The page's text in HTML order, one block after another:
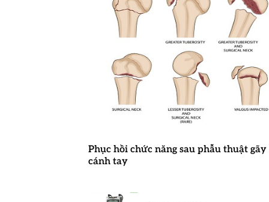
Phục hồi chức năng sau phẫu thuật
cánh tay